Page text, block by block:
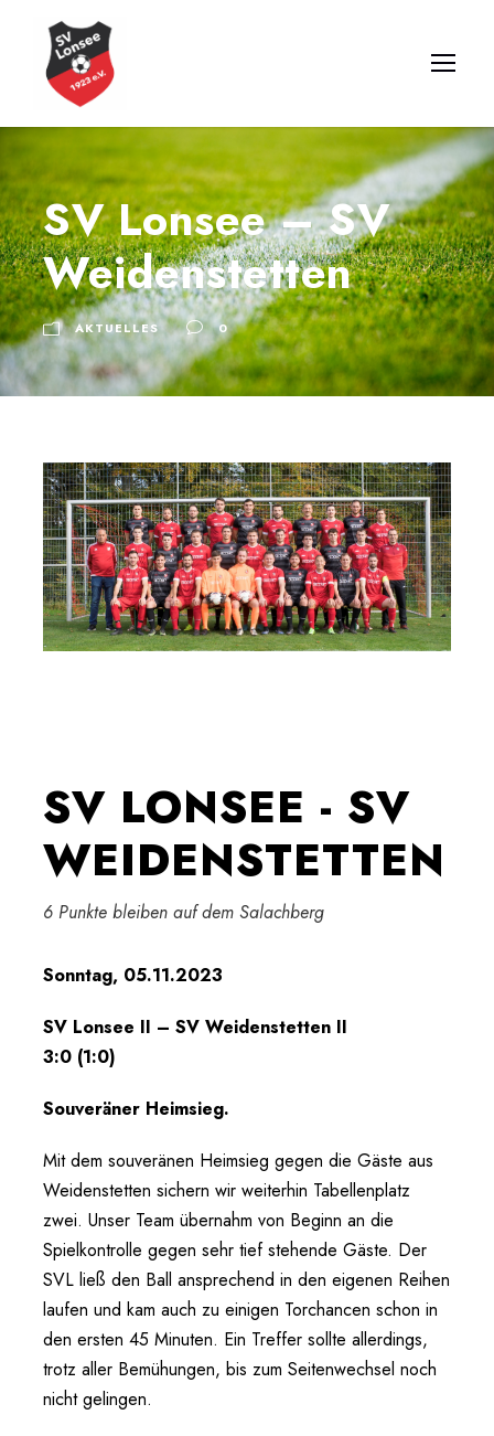
SV Lonsee – SV
Weidenstetten
AKTUELLES 0
SV LONSEE - SV
WEIDENSTETTEN
6 Punkte bleiben auf dem Salachberg
Sonntag, 05.11.2023
SV Lonsee II – SV Weidenstetten II
3:0 (1:0)
Souveräner Heimsieg.
Mit dem souveränen Heimsieg gegen die Gäste aus
Weidenstetten sichern wir weiterhin Tabellenplatz
zwei. Unser Team übernahm von Beginn an die
Spielkontrolle gegen sehr tief stehende Gäste. Der
SVL ließ den Ball ansprechend in den eigenen Reihen
laufen und kam auch zu einigen Torchancen schon in
den ersten 45 Minuten. Ein Treffer sollte allerdings,
trotz aller Bemühungen, bis zum Seitenwechsel noch
nicht gelingen.